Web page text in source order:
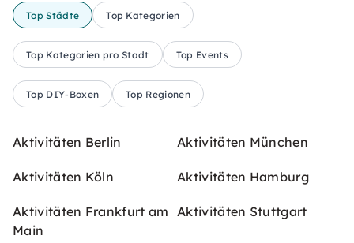
Top Städte Top Kategorien
Top Kategorien pro Stadt Top Events
Top DIY-Boxen Top Regionen
Aktivitäten Berlin Aktivitäten München
Aktivitäten Köln Aktivitäten Hamburg
Aktivitäten Frankfurt am
Main
Aktivitäten Stuttgart